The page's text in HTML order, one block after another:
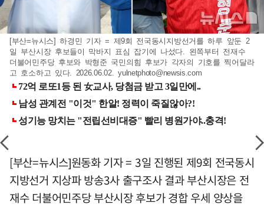
[부산=뉴시스] 하경민 기자 = 제9회 전국동시지방선거를 하루 앞둔 2
일 부산시장 후보들이 막바지 표심 잡기에 나섰다. 왼쪽부터 전재수
더불어민주당 후보와 박형준 국민의힘 후보가 각자의 기호를 찍어달라
고 호소하고 있다. 2026.06.02.yulnetphoto@newsis.com
[부산=뉴시스]원동화 기자 = 3일 진행된 제9회 전국동시
지방선거 지상파 방송3사 출구조사 결과 부산시장은 전
재수 더불어민주당 부산시장 후보가 경합 우세 양상을